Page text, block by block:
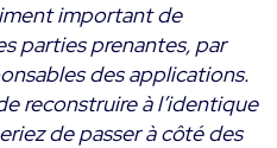
important de
parties prenantes, par
des applications.
reconstruire à l’identique
de passer à côté des